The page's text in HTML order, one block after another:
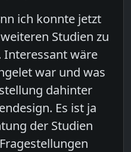
ich konnte jetzt
Studien zu
Interessant wäre
war und was
dahinter
Es ist ja
der Studien